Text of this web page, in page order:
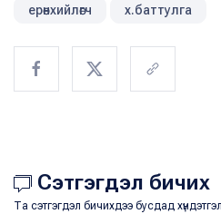
ерөнхийлөгч х.баттулга
Сэтгэгдэл бичих
Та сэтгэгдэл бичихдээ бусдад